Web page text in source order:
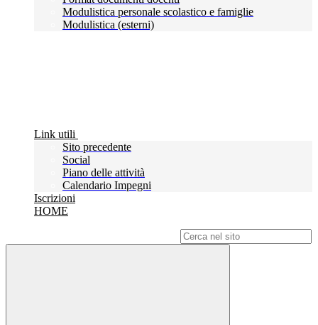
Modulistica personale scolastico e famiglie
Modulistica (esterni)
Link utili
Sito precedente
Social
Piano delle attività
Calendario Impegni
Iscrizioni
HOME